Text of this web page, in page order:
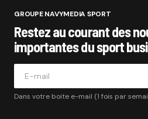
GROUPE NAVYMEDIA SPORT
Restez au courant des
importantes du sport
Dans votre boite e-mail (1 fois par